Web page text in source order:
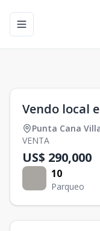
Toggle navigation
Vendo local
Punta Cana
VENTA
US$ 290,000
10
Parqueo